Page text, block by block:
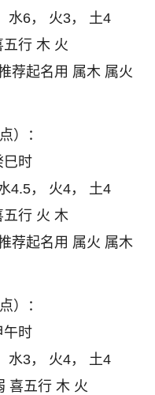
水6， 火3， 土4
行 木 火
荐起名用 属木 属火
）：
巳时
4.5， 火4， 土4
五行 火 木
荐起名用 属火 属木
）：
午时
水3， 火4， 土4
喜五行 木 火